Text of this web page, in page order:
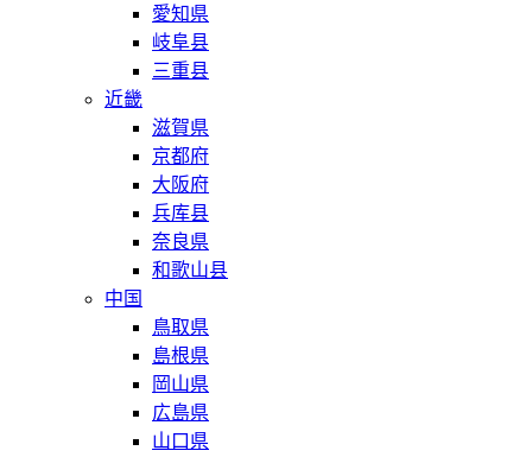
愛知県
岐阜县
三重县
近畿
滋賀県
京都府
大阪府
兵库县
奈良県
和歌山县
中国
鳥取県
島根県
岡山県
広島県
山口県